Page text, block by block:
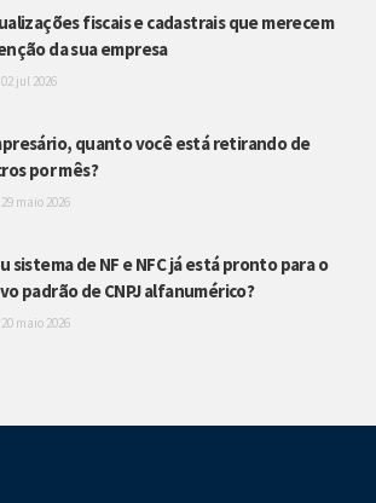
fiscais e cadastrais que merecem
da sua empresa
02 jul 2026
quanto você está retirando de
por mês?
29 maio 2026
sistema de NF e NFC já está pronto para o
padrão de CNPJ alfanumérico?
20 maio 2026